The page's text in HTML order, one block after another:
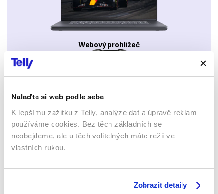
Nalaďte si web podle sebe
K lepšímu zážitku z Telly, analýze dat a úpravě reklam
používáme cookies. Bez těch základních se
neobejdeme, ale u těch volitelných máte režii ve
vlastních rukou.
Zobrazit detaily
Webový prohlížeč
Xbox app